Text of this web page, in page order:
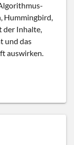
Hummingbird,
der Inhalte,
und das
auswirken.